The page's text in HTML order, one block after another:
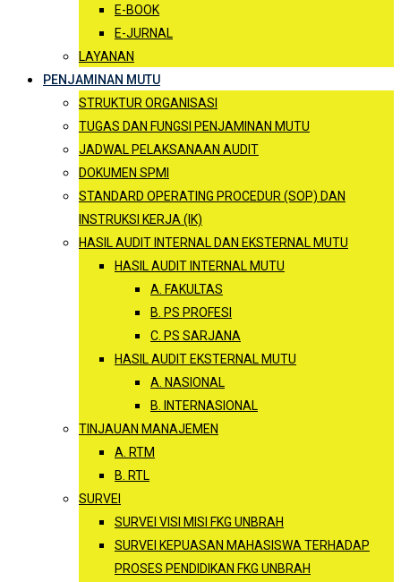
E-BOOK
E-JURNAL
LAYANAN
PENJAMINAN MUTU
STRUKTUR ORGANISASI
TUGAS DAN FUNGSI PENJAMINAN MUTU
JADWAL PELAKSANAAN AUDIT
DOKUMEN SPMI
STANDARD OPERATING PROCEDUR (SOP) DAN
INSTRUKSI KERJA (IK)
HASIL AUDIT INTERNAL DAN EKSTERNAL MUTU
HASIL AUDIT INTERNAL MUTU
A. FAKULTAS
B. PS PROFESI
C. PS SARJANA
HASIL AUDIT EKSTERNAL MUTU
A. NASIONAL
B. INTERNASIONAL
TINJAUAN MANAJEMEN
A. RTM
B. RTL
SURVEI
SURVEI VISI MISI FKG UNBRAH
SURVEI KEPUASAN MAHASISWA TERHADAP
PROSES PENDIDIKAN FKG UNBRAH